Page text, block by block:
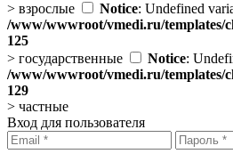
> взрослые Notice: Undefined
/www/wwwroot/vmedi.ru/templates/
125
> государственные Notice:
/www/wwwroot/vmedi.ru/templates/
129
> частные
Вход для пользователя